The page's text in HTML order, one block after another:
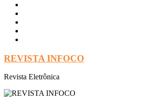
REVISTA INFOCO
Revista Eletrônica